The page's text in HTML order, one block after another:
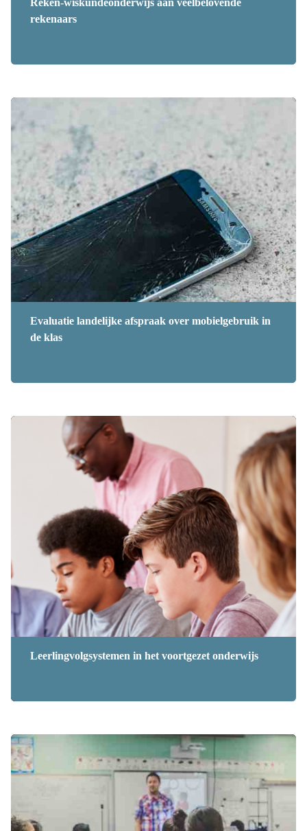
Reken-wiskundeonderwijs aan veelbelovende
rekenaars
Evaluatie landelijke afspraak over mobielgebruik in
de klas
Leerlingvolgsystemen in het voortgezet onderwijs